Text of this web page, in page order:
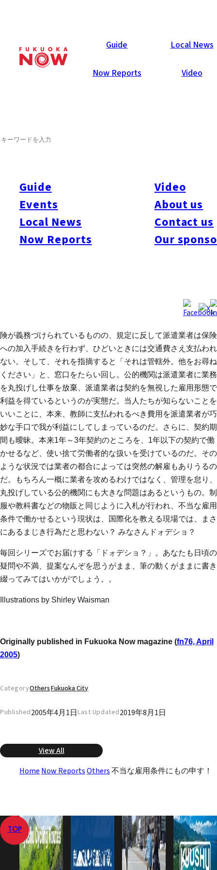
Guide Local News
Now Reports Video
Guide
Events
Local News
Now Reports
Video
About us
Contact us
Our
Now Reports
国青年招致事業)と日本で仲介業者を介するALTでは、教育の
質は同じでも、雇用形態が異なり、一人あたりのコストも大き
さんであることをご存知だろうか。本来ALTの場合、プログラ
ムの統括者である公的機関とALTは指揮命令関係つながるべき
その中で管理者が不透明となり、各自都合のいいシステムを続
険が義務づけられているものの、規定に反して派遣業者は保険
への加入手続きを行わず、ひどいときには交通費さえ支払われ
ない。そして、それを指摘すると「それは管轄外。他をお尋ね
ください」と、窓口をたらい回し。公的機関は派遣業者に業務
を丸投げし仕事を放棄、派遣業者は契約を無視した雇用形態で
利益を得ているというのが実態だ。当人たちが知らないことを
いいことに、本来、教師に支払われるべき費用を派遣業者が巧
妙な手口で我が利益にしてしまっているのだ。さらに、契約期
間も曖昧。本来1年～3年契約のところを、1年以下の契約で働
かせるなど、使い捨て労働者的な扱いを受けているのだ。その
ような状況では業者の都合によっては突然の解雇もありうるの
だ。もちろん一概に業者を攻めるわけではなく、管理を怠り、
丸投げしている公的機関にも大きな問題はあるというもの。制
服や教科書などの物販と同じように入札が行われ、不当な雇用
条件で働かせるという現状は、国際化を教える現場では、まさ
にあるまじき行為だと思わない？ みなさんドォデショ？
毎回シリーズでお届けする「ドォデショ？」。あなたも日頃の
疑問や不満、提案なんぞを思うがまま、筆の動くがままに書き
綴ってみてはいかがでしょう。。
Illustrations by Shirley Waisman
Originally published in Fukuoka Now magazine (fn76, April
2005)
CategoryOthersFukuoka City
Published2005年4月1日Last Updated2019年8月1日
View All
Home Now ReportsOthers不当な雇用条件にもの申す！
TOP